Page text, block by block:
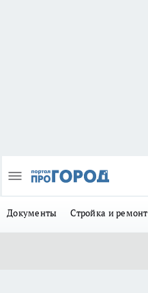
Документы Стройка и ремонт